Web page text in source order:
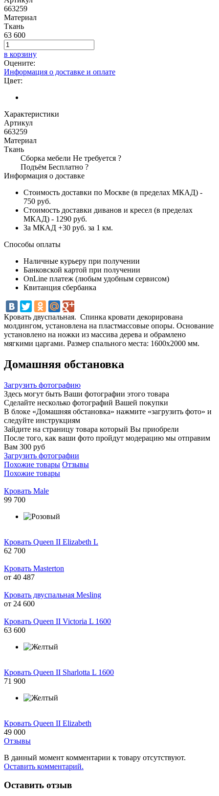
663259
Материал
Ткань
63 600
в корзину
Оцените:
Информация о доставке и оплате
Цвет:
Характеристики
Артикул
663259
Материал
Ткань
Сборка мебели Не требуется ?
Подъём Бесплатно ?
Информация о доставке
Стоимость доставки по Москве (в пределах МКАД) -
750 руб.
Стоимость доставки диванов и кресел (в пределах
МКАД) - 1290 руб.
За МКАД +30 руб. за 1 км.
Способы оплаты
Наличные курьеру при получении
Банковской картой при получении
OnLine платеж (любым удобным сервисом)
Квитанция сбербанка
Кровать двуспальная. Спинка кровати декорирована
молдингом, установлена на пластмассовые опоры. Основание
установлено на ножки из массива дерева и обрамлено
мягкими царгами. Размер спального места: 1600х2000 мм.
Домашняя обстановка
Загрузить фотографию
Здесь могут быть Ваши фотографии этого товара
Сделайте несколько фотографий Вашей покупки
В блоке «Домашняя обстановка» нажмите «загрузить фото» и
следуйте инструкциям
Зайдите на страницу товара который Вы приобрели
После того, как ваши фото пройдут модерацию мы отправим
Вам 300 руб
Загрузить фотографии
Похожие товары Отзывы
Похожие товары
Кровать Male
99 700
Кровать Queen II Elizabeth L
62 700
Кровать Masterton
от 40 487
Кровать двуспальная Mesling
от 24 600
Кровать Queen II Victoria L 1600
63 600
Кровать Queen II Sharlotta L 1600
71 900
Кровать Queen II Elizabeth
49 000
Отзывы
В данный момент комментарии к товару отсутствуют.
Оставить комментарий.
Оставить отзыв